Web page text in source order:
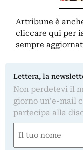
Artribune è
cliccare qui per
sempre
Lettera, la
Non perdetevi il
giorno un'e-mail
partecipa alla
(Required)